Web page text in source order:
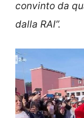
convinto da
dalla RAI”.